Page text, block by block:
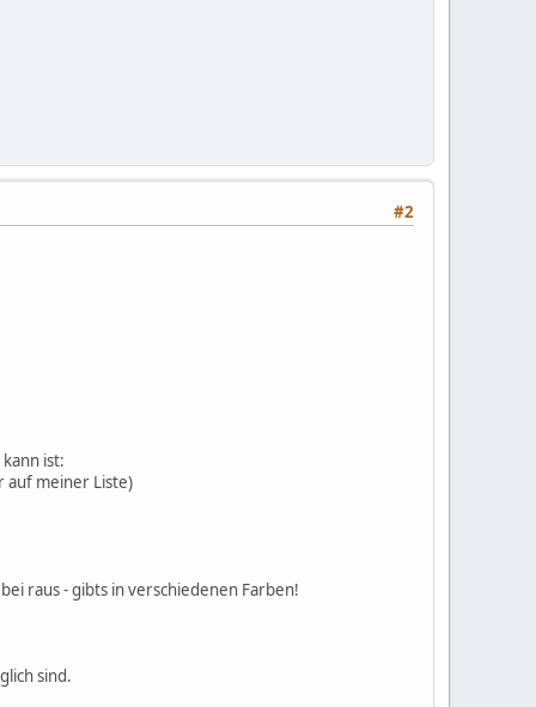
#2
ist:
auf meiner Liste)
raus - gibts in verschiedenen Farben!
sind.